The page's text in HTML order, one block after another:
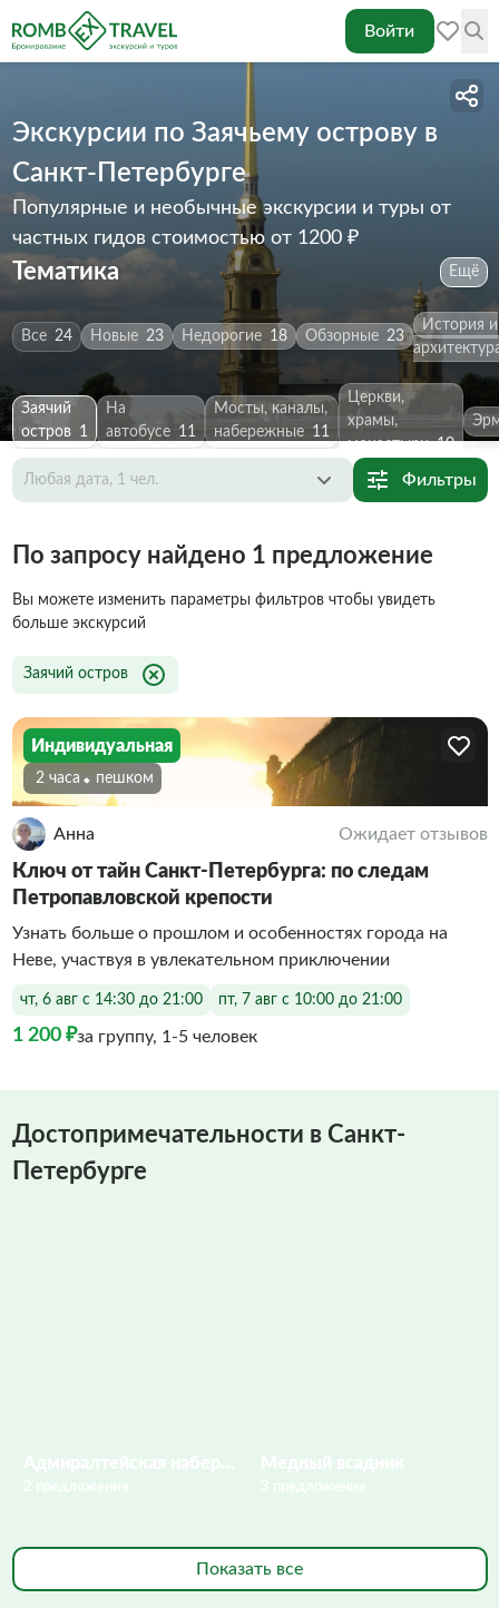
Войти
Экскурсии по Заячьему острову в
Санкт-Петербурге
Популярные и необычные экскурсии и туры от
частных гидов стоимостью от 1200 ₽
Тематика Ещё
Все 24 Новые 23 Недорогие 18 Обзорные 23
История и
Заячий
остров
1
На
автобусе
11
Мосты, каналы,
набережные
11
Церкви,
храмы,
монастыри 10
Любая дата, 1 чел. Фильтры
По запросу найдено 1 предложение
Вы можете изменить параметры фильтров чтобы увидеть
больше экскурсий
Заячий остров
Индивидуальная
2 часа Пешком
Анна Ожидает отзывов
Ключ от тайн Санкт-Петербурга: по следам
Петропавловской крепости
Узнать больше о прошлом и особенностях города на
Неве, участвуя в увлекательном приключении
чт, 6 авг с 14:30 до 21:00 пт, 7 авг с 10:00 до 21:00
1 200 ₽за группу, 1-5 человек
Достопримечательности в Санкт-
Петербурге
Показать все